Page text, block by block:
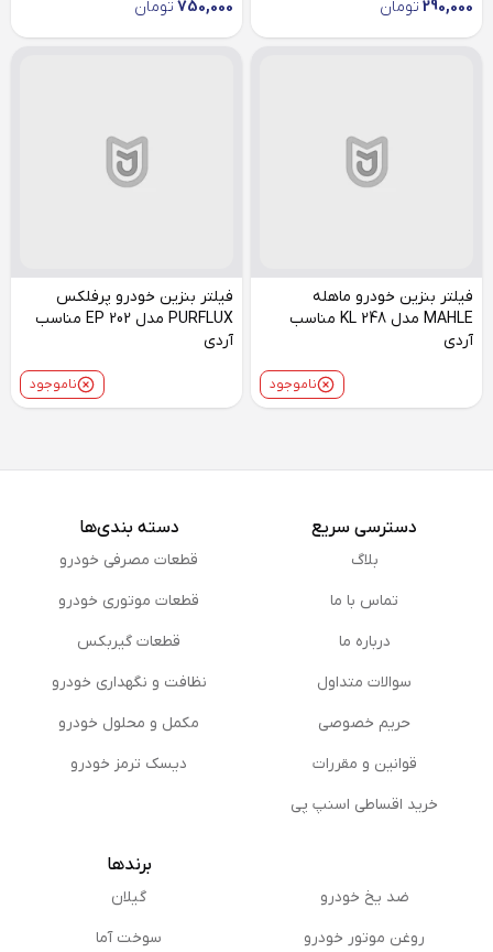
290,000 تومان 750,000 تومان
فیلتر بنزین خودرو ماهله
MAHLE مدل KL 248 مناسب
آردی
ناموجود
فیلتر بنزین خودرو پرفلکس
PURFLUX مدل EP 202 مناسب
آردی
ناموجود
دسترسی سریع
بلاگ
تماس با ما
درباره ما
سوالات متداول
حریم خصوصی
قوانین و مقررات
خرید اقساطی اسنپ پی
دسته بندی‌ها
قطعات مصرفی خودرو
قطعات موتوری خودرو
قطعات گیربکس
نظافت و نگهداری خودرو
مكمل و محلول خودرو
دیسک ترمز خودرو
ضد یخ خودرو
روغن موتور خودرو
برندها
گیلان
سوخت آما